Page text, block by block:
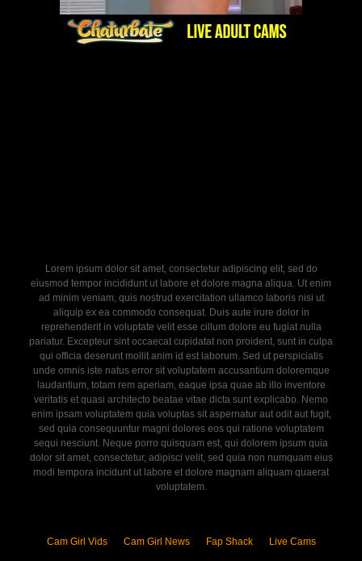
Lorem ipsum dolor sit amet, consectetur adipiscing elit, sed do
eiusmod tempor incididunt ut labore et dolore magna aliqua. Ut enim
ad minim veniam, quis nostrud exercitation ullamco laboris nisi ut
aliquip ex ea commodo consequat. Duis aute irure dolor in
reprehenderit in voluptate velit esse cillum dolore eu fugiat nulla
pariatur. Excepteur sint occaecat cupidatat non proident, sunt in culpa
qui officia deserunt mollit anim id est laborum. Sed ut perspiciatis
unde omnis iste natus error sit voluptatem accusantium doloremque
laudantium, totam rem aperiam, eaque ipsa quae ab illo inventore
veritatis et quasi architecto beatae vitae dicta sunt explicabo. Nemo
enim ipsam voluptatem quia voluptas sit aspernatur aut odit aut fugit,
sed quia consequuntur magni dolores eos qui ratione voluptatem
sequi nesciunt. Neque porro quisquam est, qui dolorem ipsum quia
dolor sit amet, consectetur, adipisci velit, sed quia non numquam eius
modi tempora incidunt ut labore et dolore magnam aliquam quaerat
voluptatem.
Cam Girl Vids Cam Girl News Fap Shack Live Cams